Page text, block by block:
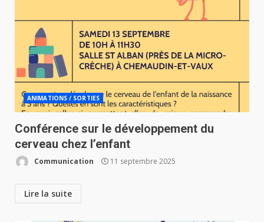
ANIMATIONS / SORTIES
Conférence sur le développement du
cerveau chez l’enfant
Communication 11 septembre 2025
Lire la suite